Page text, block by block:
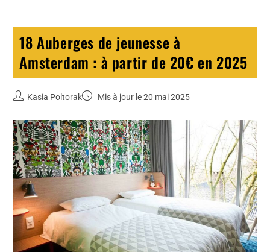
18 Auberges de jeunesse à
Amsterdam : à partir de 20€ en 2025
Kasia Poltorak Mis à jour le 20 mai 2025